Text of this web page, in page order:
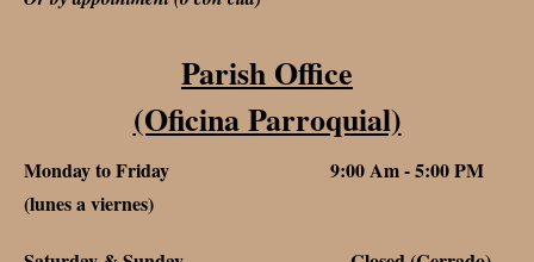
Parish Office
(Oficina Parroquial)
Monday to Friday 9:00 Am - 5:00 PM
(lunes a viernes)